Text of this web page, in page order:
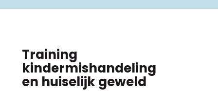
Training
kindermishandeling
en huiselijk geweld